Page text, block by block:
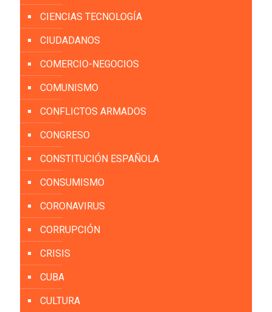
CIENCIAS TECNOLOGÍA
CIUDADANOS
COMERCIO-NEGOCIOS
COMUNISMO
CONFLICTOS ARMADOS
CONGRESO
CONSTITUCIÓN ESPAÑOLA
CONSUMISMO
CORONAVIRUS
CORRUPCIÓN
CRISIS
CUBA
CULTURA